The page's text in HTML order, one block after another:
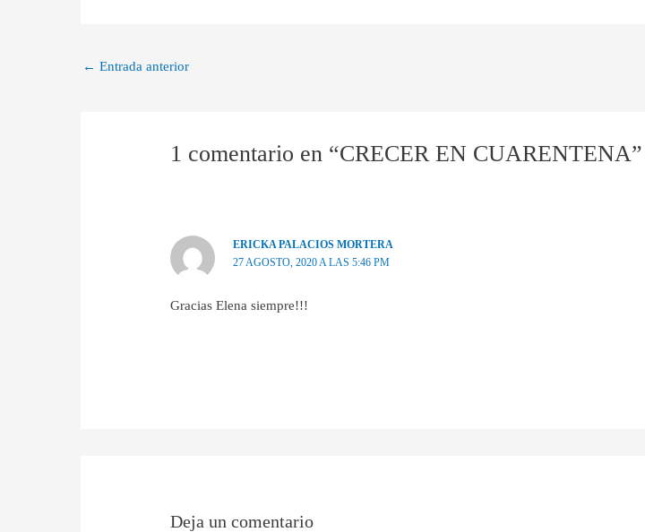
← Entrada anterior
1 comentario en “CRECER EN CUARENTENA”
ERICKA PALACIOS MORTERA
27 AGOSTO, 2020 A LAS 5:46 PM
Gracias Elena siempre!!!
Deja un comentario